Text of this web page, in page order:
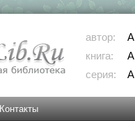
автор: А
книга:
А
серия:
А
Контакты